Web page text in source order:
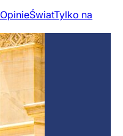
OpinieŚwiatTylko na